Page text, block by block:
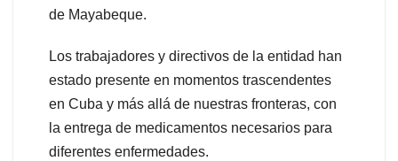
de Mayabeque.
Los trabajadores y directivos de la entidad han
estado presente en momentos trascendentes
en Cuba y más allá de nuestras fronteras, con
la entrega de medicamentos necesarios para
diferentes enfermedades.